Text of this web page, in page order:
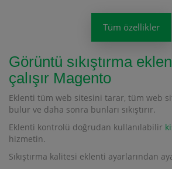
Tüm özellikler
Görüntü sıkıştırma
çalışır Magento
Eklenti tüm web sitesini tarar, tüm web
bulur ve daha sonra bunları sıkıştırır.
Eklenti kontrolü doğrudan kullanılabilir
hizmetin.
Sıkıştırma kalitesi eklenti ayarlarından